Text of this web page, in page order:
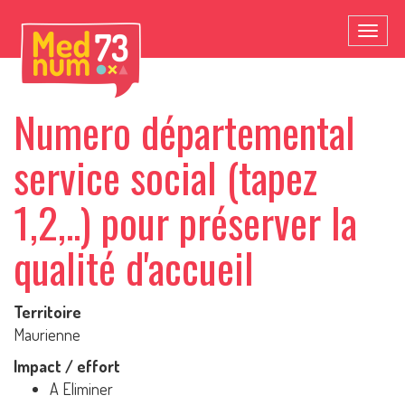
Numero départemental
service social (tapez
1,2,..) pour préserver la
qualité d'accueil
Territoire
Maurienne
Impact / effort
A Eliminer